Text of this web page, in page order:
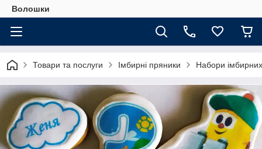
Волошки
Товари та послуги Імбирні пряники Набори